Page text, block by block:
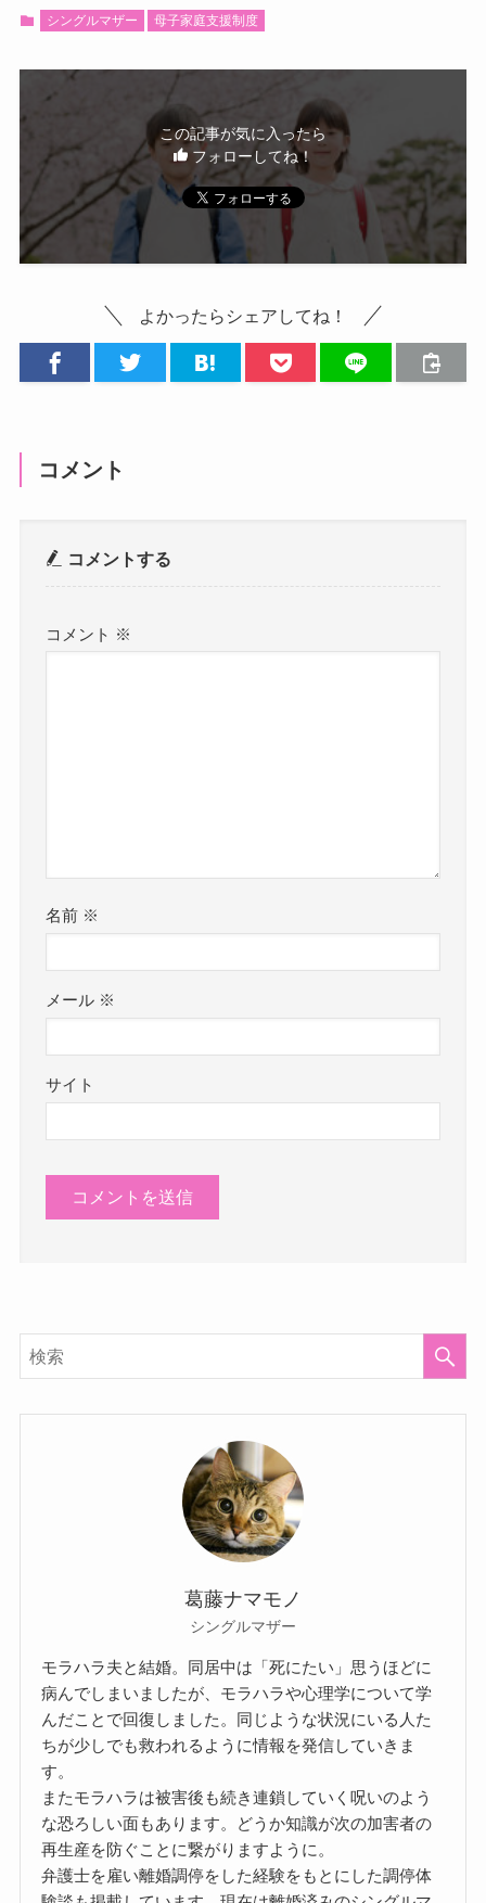
シングルマザー 母子家庭支援制度
この記事が気に入ったら
フォローしてね！
よかったらシェアしてね！
コメント
コメントする
コメント ※
名前 ※
メール ※
サイト
葛藤ナマモノ
シングルマザー
モラハラ夫と結婚。同居中は「死にたい」思うほどに
病んでしまいましたが、モラハラや心理学について学
んだことで回復しました。同じような状況にいる人た
ちが少しでも救われるように情報を発信していきま
す。
またモラハラは被害後も続き連鎖していく呪いのよう
な恐ろしい面もあります。どうか知識が次の加害者の
再生産を防ぐことに繋がりますように。
弁護士を雇い離婚調停をした経験をもとにした調停体